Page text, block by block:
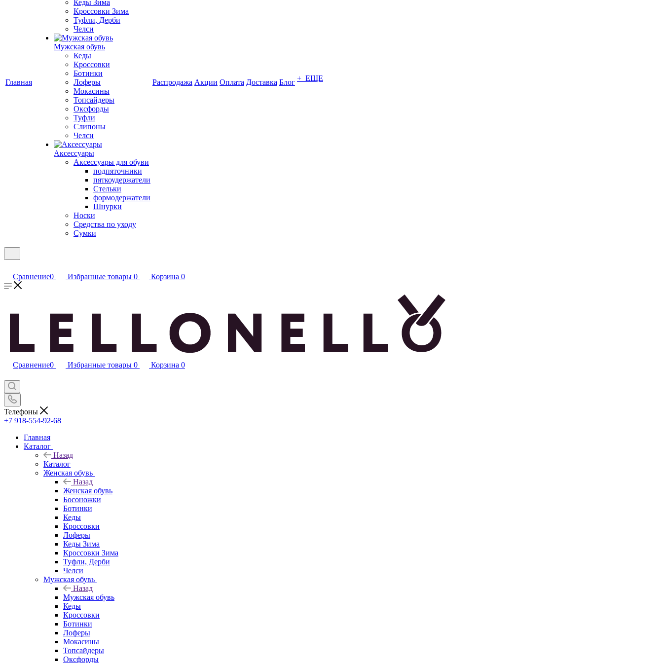
Главная
Кеды Зима
Кроссовки Зима
Туфли, Дерби
Челси
Мужская обувь
Кеды
Кроссовки
Ботинки
Лоферы
Мокасины
Топсайдеры
Оксфорды
Туфли
Слипоны
Челси
Аксессуары
Аксессуары для обуви
подпяточники
пяткоудержатели
Стельки
формодержатели
Шнурки
Носки
Средства по уходу
Сумки
Распродажа Акции Оплата Доставка Блог + ЕЩЕ
Сравнение0 Избранные товары 0 Корзина 0
Сравнение0 Избранные товары 0 Корзина 0
Телефоны
+7 918-554-92-68
Главная
Каталог
Назад
Каталог
Женская обувь
Назад
Женская обувь
Босоножки
Ботинки
Кеды
Кроссовки
Лоферы
Кеды Зима
Кроссовки Зима
Туфли, Дерби
Челси
Мужская обувь
Назад
Мужская обувь
Кеды
Кроссовки
Ботинки
Лоферы
Мокасины
Топсайдеры
Оксфорды